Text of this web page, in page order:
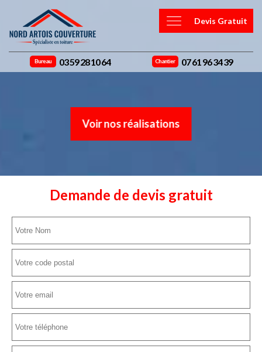
Devis Gratuit
Bureau 03 59 28 10 64 Chantier 07 61 96 34 39
Voir nos réalisations
Demande de devis gratuit